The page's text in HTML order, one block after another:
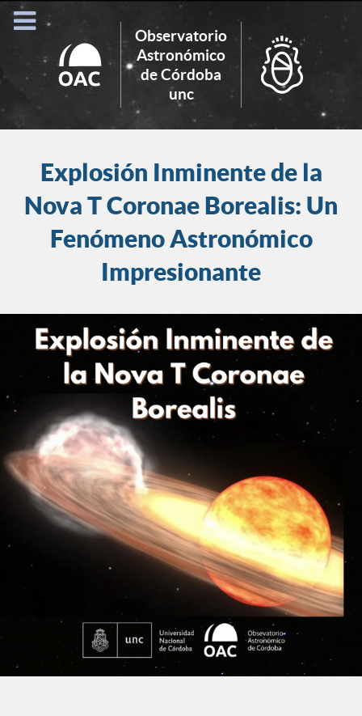
Observatorio
Astronómico
de Córdoba
unc
Search
for:
Explosión Inminente de la
Nova T Coronae Borealis: Un
Fenómeno Astronómico
Impresionante